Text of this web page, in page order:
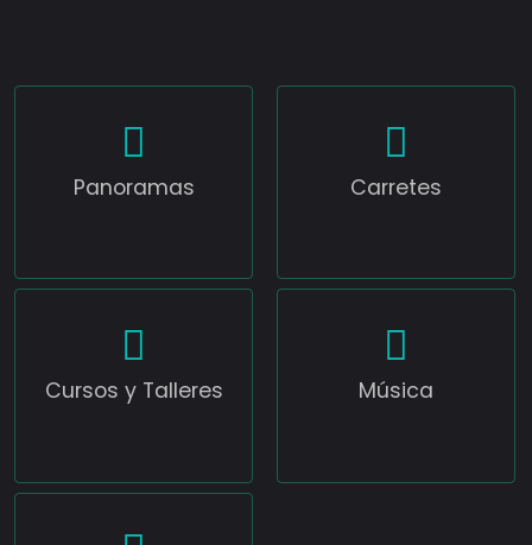
Panoramas Carretes
Cursos y Talleres Música